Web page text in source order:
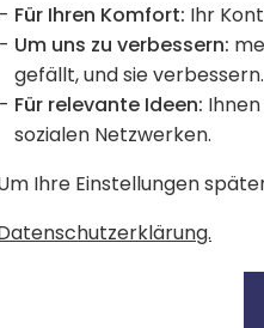
Lieferkosten für den
(etwa 95% unserer Produkte),
per PayPal, Kreditkarte
Paketshop
Für Ihren Komfort: Ihr
Um uns zu verbessern:
gefällt, und sie verbessern.
Für relevante Ideen:
sozialen Netzwerken.
Ihre Einstellungen